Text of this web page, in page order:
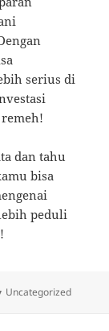
serius di
dan tahu
bisa
peduli
Categories
Uncategorized